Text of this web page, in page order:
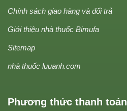
Chính sách giao hàng và đổi trả
Giới thiệu nhà thuốc Bimufa
Sitemap
nhà thuốc luuanh.com
Phương thức thanh toán